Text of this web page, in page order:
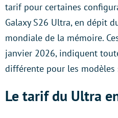
tarif pour certaines
Galaxy S26 Ultra, en dépit
mondiale de la mémoire.
janvier 2026, indiquent
différente pour les modèles
Le tarif du Ultra